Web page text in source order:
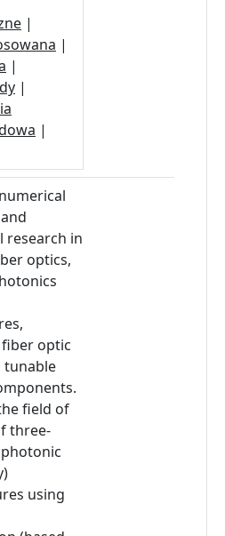
|
|
|
|
|
research in
optics,
optic
tunable
field of
three-
using